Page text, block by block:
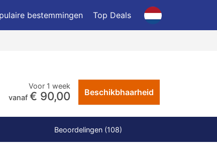
bestemmingen Top Deals
Voor 1 week
vanaf € 90,00 Beschikbhaarheid
Beoordelingen (108)